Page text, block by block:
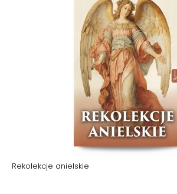
Rekolekcje anielskie